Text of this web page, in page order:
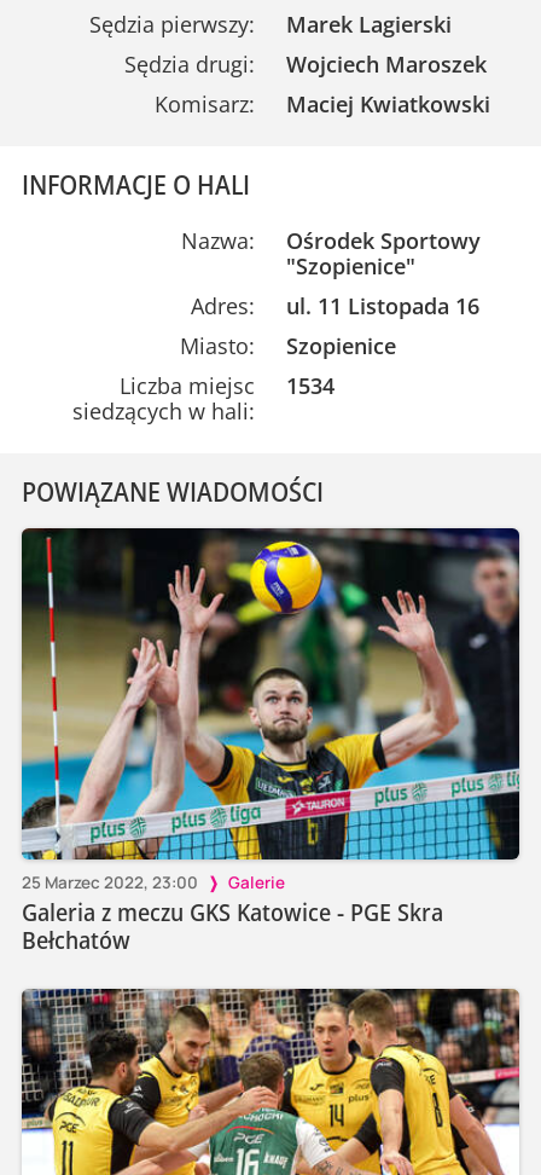
Sędzia pierwszy:
Marek Lagierski
Sędzia drugi:
Wojciech Maroszek
Komisarz:
Maciej Kwiatkowski
INFORMACJE O HALI
Nazwa:
Ośrodek Sportowy
"Szopienice"
Adres:
ul. 11 Listopada 16
Miasto:
Szopienice
Liczba miejsc
siedzących w hali:
1534
POWIĄZANE WIADOMOŚCI
25 Marzec 2022, 23:00 Galerie
Galeria z meczu GKS Katowice - PGE Skra
Bełchatów